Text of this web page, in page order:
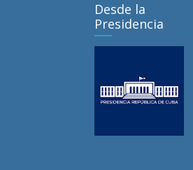
Desde la
Presidencia